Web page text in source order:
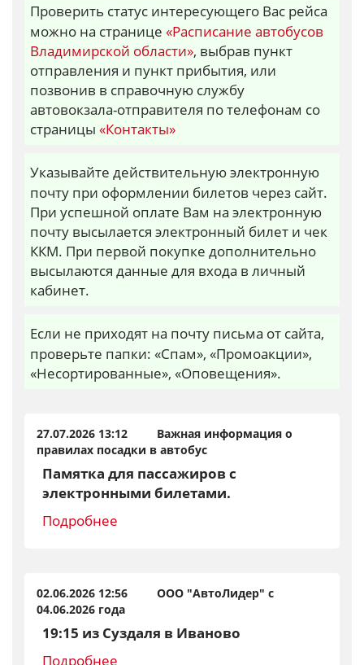
Проверить статус интересующего Вас рейса
можно на странице «Расписание автобусов
Владимирской области», выбрав пункт
отправления и пункт прибытия, или
позвонив в справочную службу
автовокзала-отправителя по телефонам со
страницы «Контакты»
Указывайте действительную электронную
почту при оформлении билетов через сайт.
При успешной оплате Вам на электронную
почту высылается электронный билет и чек
ККМ. При первой покупке дополнительно
высылаются данные для входа в личный
кабинет.
Если не приходят на почту письма от сайта,
проверьте папки: «Спам», «Промоакции»,
«Несортированные», «Оповещения».
27.07.2026 13:12 Важная информация о
правилах посадки в автобус
Памятка для пассажиров с
электронными билетами.
Подробнее
02.06.2026 12:56 ООО "АвтоЛидер" с
04.06.2026 года
19:15 из Суздаля в Иваново
Подробнее